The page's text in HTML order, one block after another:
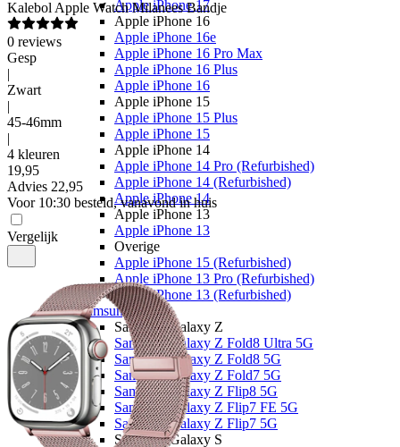
Apple iPhone 17
Apple iPhone 16
Apple iPhone 16e
Apple iPhone 16 Pro Max
Apple iPhone 16 Plus
Apple iPhone 16
Apple iPhone 15
Apple iPhone 15 Plus
Apple iPhone 15
Apple iPhone 14
Apple iPhone 14 Pro (Refurbished)
Apple iPhone 14 (Refurbished)
Apple iPhone 14
Apple iPhone 13
Apple iPhone 13
Overige
Apple iPhone 15 (Refurbished)
Apple iPhone 13 Pro (Refurbished)
Apple iPhone 13 (Refurbished)
Samsung
Samsung Galaxy Z
Samsung Galaxy Z Fold8 Ultra 5G
Samsung Galaxy Z Fold8 5G
Samsung Galaxy Z Fold7 5G
Samsung Galaxy Z Flip8 5G
Samsung Galaxy Z Flip7 FE 5G
Samsung Galaxy Z Flip7 5G
Samsung Galaxy S
Kalebol Apple Watch Milanees Bandje
0 reviews
Gesp
|
Zwart
|
45-46mm
|
4 kleuren
19,95
Advies 22,95
Voor 10:30 besteld, vanavond in huis
Vergelijk